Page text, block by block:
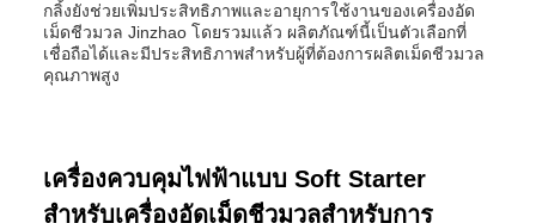
กลิ้งยังช่วยเพิ่มประสิทธิภาพและอายุการใช้งานของเครื่องอัด
เม็ดชีวมวล Jinzhao โดยรวมแล้ว ผลิตภัณฑ์นี้เป็นตัวเลือกที่
เชื่อถือได้และมีประสิทธิภาพสำหรับผู้ที่ต้องการผลิตเม็ดชีวมวล
คุณภาพสูง
เครื่องควบคุมไฟฟ้าแบบ Soft Starter
สำหรับเครื่องอัดเม็ดชีวมวลสำหรับการ